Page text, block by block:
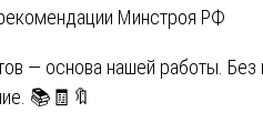
Минстроя РФ
— основа нашей работы. Без
📚🧾🔖